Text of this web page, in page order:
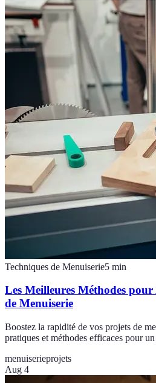
Techniques de Menuiserie5 min
Les Meilleures Méthodes pour
de Menuiserie
Boostez la rapidité de vos projets de
pratiques et méthodes efficaces pour
menuiserieprojets
Aug 4